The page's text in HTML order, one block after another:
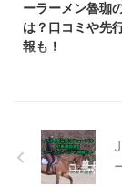
お届けします。 な
月26日（木）～10
日間の予定です。
ーラーメン魯珈
は？口コミや先
報も！
JR大久保駅の人気
主である齋藤絵理
の記事では、花月